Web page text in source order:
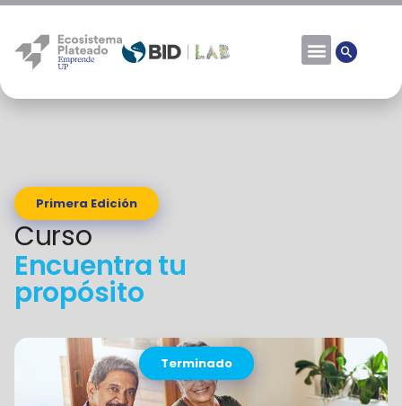
Primera Edición
Curso
Encuentra tu
propósito
Terminado